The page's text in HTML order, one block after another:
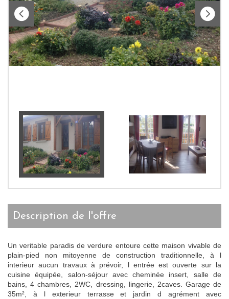
description de l'offre
Un veritable paradis de verdure entoure cette maison vivable de
plain-pied non mitoyenne de construction traditionnelle, à l
interieur aucun travaux à prévoir, l entrée est ouverte sur la
cuisine équipée, salon-séjour avec cheminée insert, salle de
bains, 4 chambres, 2WC, dressing, lingerie, 2caves. Garage de
35m², à l exterieur terrasse et jardin d agrément avec